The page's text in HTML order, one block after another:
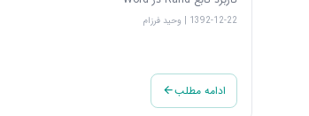
1392-12-22 | وحید فرزام
ادامه مطلب